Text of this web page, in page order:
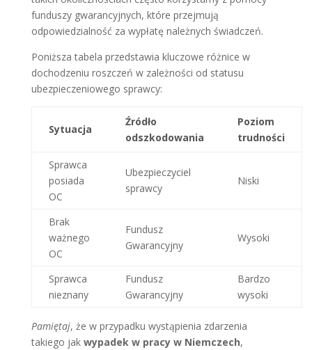
funduszy gwarancyjnych, które przejmują
odpowiedzialność za wypłatę należnych świadczeń.
Poniższa tabela przedstawia kluczowe różnice w
dochodzeniu roszczeń w zależności od statusu
ubezpieczeniowego sprawcy:
Sytuacja
Źródło
odszkodowania
Poziom
trudności
Sprawca
posiada
OC
Ubezpieczyciel
sprawcy
Niski
Brak
ważnego
OC
Fundusz
Gwarancyjny
Wysoki
Sprawca
nieznany
Fundusz
Gwarancyjny
Bardzo
wysoki
Pamiętaj, że w przypadku wystąpienia zdarzenia
takiego jak wypadek w pracy w Niemczech,